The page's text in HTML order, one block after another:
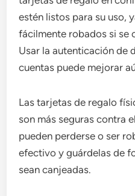
estén listos para su uso,
fácilmente robados si se
Usar la autenticación de
cuentas puede mejorar
Las tarjetas de regalo
son más seguras contra
pueden perderse o ser
efectivo y guárdelas de
sean canjeadas.